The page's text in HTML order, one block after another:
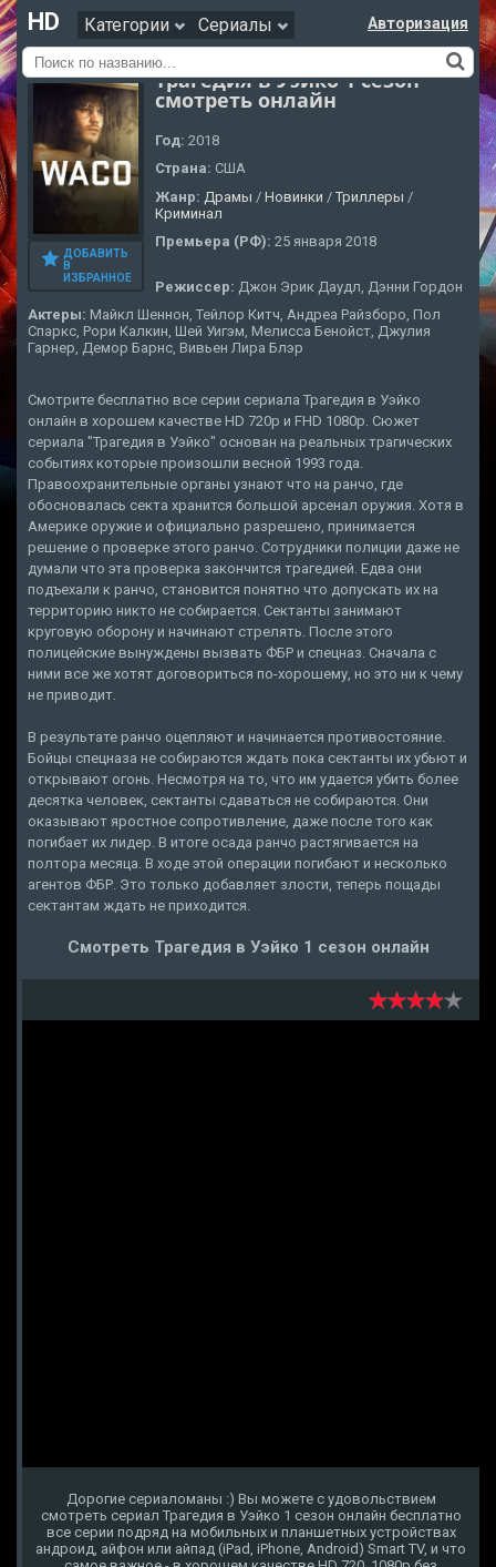
HD Категории Сериалы Авторизация
ДОБАВИТЬ
В
ИЗБРАННОЕ
Трагедия в Уэйко 1 сезон
смотреть онлайн
Год: 2018
Страна: США
Жанр: Драмы / Новинки / Триллеры /
Криминал
Премьера (РФ): 25 января 2018
Режиссер: Джон Эрик Даудл, Дэнни Гордон
Актеры: Майкл Шеннон, Тейлор Китч, Андреа Райзборо, Пол
Спаркс, Рори Калкин, Шей Уигэм, Мелисса Бенойст, Джулия
Гарнер, Демор Барнс, Вивьен Лира Блэр
Смотрите бесплатно все серии сериала Трагедия в Уэйко
онлайн в хорошем качестве HD 720p и FHD 1080p. Сюжет
сериала "Трагедия в Уэйко" основан на реальных трагических
событиях которые произошли весной 1993 года.
Правоохранительные органы узнают что на ранчо, где
обосновалась секта хранится большой арсенал оружия. Хотя в
Америке оружие и официально разрешено, принимается
решение о проверке этого ранчо. Сотрудники полиции даже не
думали что эта проверка закончится трагедией. Едва они
подъехали к ранчо, становится понятно что допускать их на
территорию никто не собирается. Сектанты занимают
круговую оборону и начинают стрелять. После этого
полицейские вынуждены вызвать ФБР и спецназ. Сначала с
ними все же хотят договориться по-хорошему, но это ни к чему
не приводит.
В результате ранчо оцепляют и начинается противостояние.
Бойцы спецназа не собираются ждать пока сектанты их убьют и
открывают огонь. Несмотря на то, что им удается убить более
десятка человек, сектанты сдаваться не собираются. Они
оказывают яростное сопротивление, даже после того как
погибает их лидер. В итоге осада ранчо растягивается на
полтора месяца. В ходе этой операции погибают и несколько
агентов ФБР. Это только добавляет злости, теперь пощады
сектантам ждать не приходится.
Смотреть Трагедия в Уэйко 1 сезон онлайн
Дорогие сериаломаны :) Вы можете с удовольствием
смотреть сериал Трагедия в Уэйко 1 сезон онлайн бесплатно
все серии подряд на мобильных и планшетных устройствах
андроид, айфон или айпад (iPad, iPhone, Android) Smart TV, и что